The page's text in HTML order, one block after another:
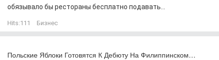
обязывало бы рестораны бесплатно подавать...
Hits:111 Бизнес
Польские Яблоки Готовятся К Дебюту На Филиппинском…